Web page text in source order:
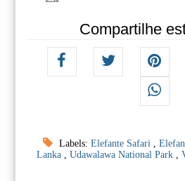
Compartilhe
Labels: Elefante Safari ,
Lanka , Udawalawa National Park ,